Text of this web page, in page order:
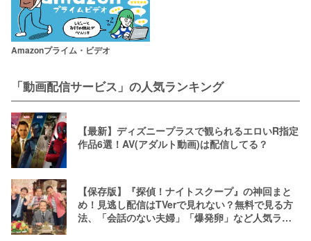
Amazonプライム・ビデオ
「動画配信サービス」の人気ランキング
【最新】ディズニープラスで観られるエロいR指定
作品6選！AV(アダルト動画)は配信してる？
【保存版】『探偵！ナイトスクープ』の神回まと
め！見逃し配信はTVerで見れない？無料で見る方
法、「会話のない夫婦」「爆発卵」など人気ラン